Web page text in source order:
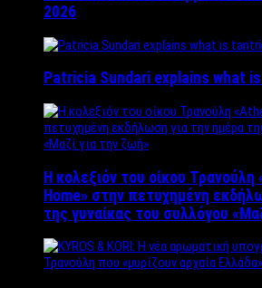
2026
Patricia Sundari explains what
Η κολεξιόν του οίκου
Home» στην πετυχημένη
της γυναίκας του συλλόγου